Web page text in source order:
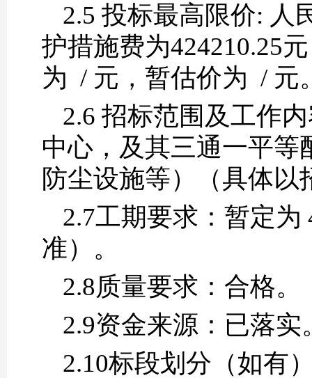
2.5 投标最高限价: 人
护措施费为424210.25
为 / 元，暂估价为 / 元
2.6 招标范围及工作
中心，及其三通一平等
防尘设施等）（具体
2.7工期要求：暂定
准）。
2.8质量要求：合格。
2.9资金来源：已落实
2.10标段划分（如有